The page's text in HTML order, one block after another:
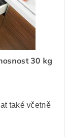
30 kg
také včetně